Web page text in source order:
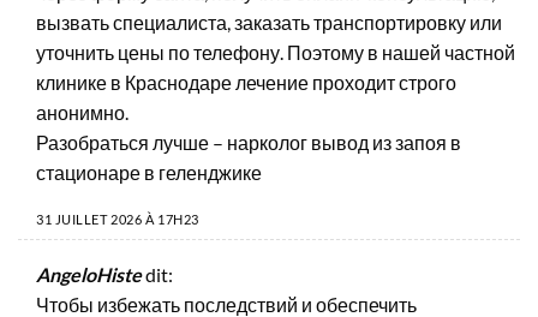
вызвать специалиста, заказать транспортировку или
уточнить цены по телефону. Поэтому в нашей частной
клинике в Краснодаре лечение проходит строго
анонимно.
Разобраться лучше – нарколог вывод из запоя в
стационаре в геленджике
31 JUILLET 2026 À 17H23
AngeloHistedit:
Чтобы избежать последствий и обеспечить